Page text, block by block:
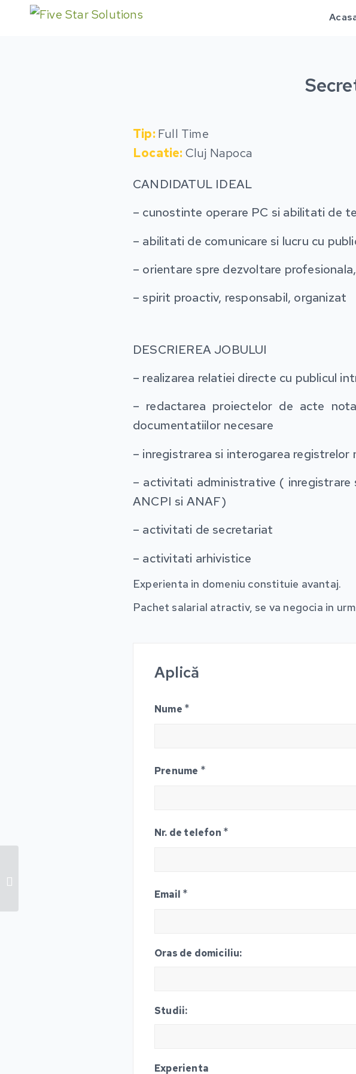
Tip: Full Time
Locatie: Cluj Napoca
CANDIDATUL IDEAL
– cunostinte operare PC si abilitati de
– abilitati de comunicare si lucru cu
– orientare spre dezvoltare
– spirit proactiv, responsabil, organizat
DESCRIEREA JOBULUI
– realizarea relatiei directe cu publicul
– redactarea proiectelor de acte
documentatiilor necesare
– inregistrarea si interogarea registrelor
– activitati administrative (
ANCPI si ANAF)
– activitati de secretariat
– activitati arhivistice
Experienta in domeniu constituie avantaj.
Pachet salarial atractiv, se va negocia in
Aplică
Nume *
Prenume *
Nr. de telefon *
Email *
Oras de domiciliu:
Studii:
Experienta